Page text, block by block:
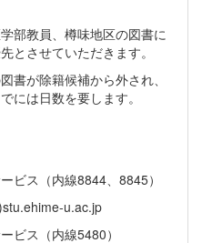
部教員、樽味地区の図書に
とさせていただきます。
書が除籍候補から外され、
には日数を要します。
ビス（内線8844、8845）
u.ac.jp
ビス（内線5480）